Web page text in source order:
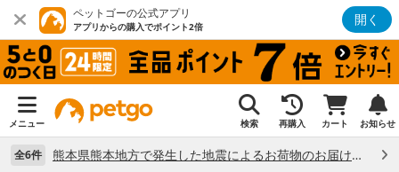
ペットゴーの公式アプリ
アプリからの購入でポイント2倍 開く
メニュー 検索 再購入 カート お知らせ
全6件 熊本県熊本地方で発生した地震によるお荷物のお届け状況について （7/28）